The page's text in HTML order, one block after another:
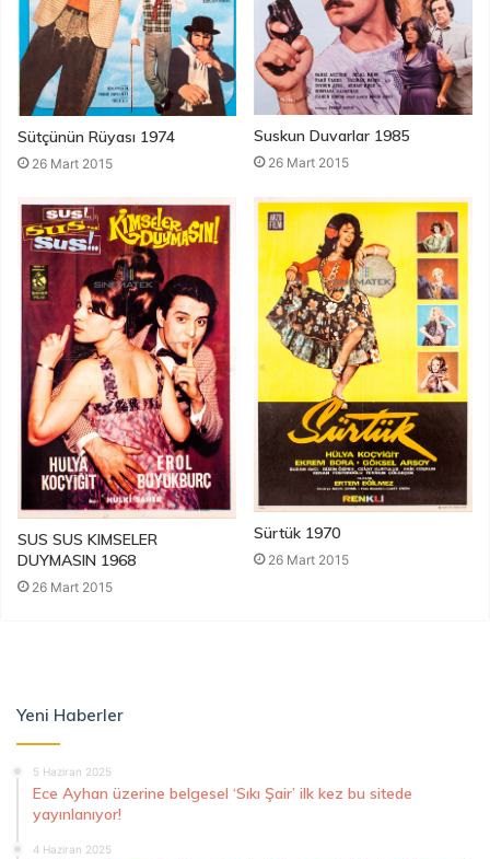
Sütçünün Rüyası 1974
26 Mart 2015
Suskun Duvarlar 1985
26 Mart 2015
SUS SUS KIMSELER
DUYMASIN 1968
26 Mart 2015
Sürtük 1970
26 Mart 2015
Yeni Haberler
5 Haziran 2025
Ece Ayhan üzerine belgesel ‘Sıkı Şair’ ilk kez bu sitede
yayınlanıyor!
4 Haziran 2025